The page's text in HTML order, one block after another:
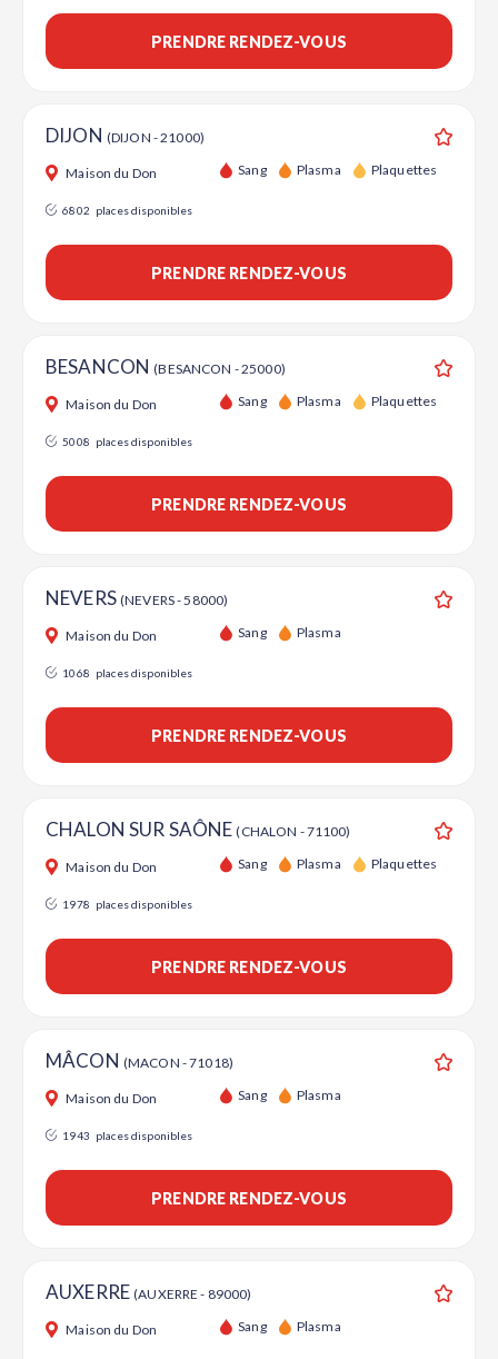
PRENDRE RENDEZ-VOUS
DIJON (DIJON - 21000)
Maison du Don Sang Plasma Plaquettes
6802 places disponibles
PRENDRE RENDEZ-VOUS
BESANCON(BESANCON - 25000)
Maison du Don Sang Plasma Plaquettes
5008 places disponibles
PRENDRE RENDEZ-VOUS
NEVERS (NEVERS - 58000)
Maison du Don Sang Plasma
1068 places disponibles
PRENDRE RENDEZ-VOUS
CHALON SUR SAÔNE(CHALON - 71100)
Maison du Don Sang Plasma Plaquettes
1978 places disponibles
PRENDRE RENDEZ-VOUS
MÂCON (MACON - 71018)
Maison du Don Sang Plasma
1943 places disponibles
PRENDRE RENDEZ-VOUS
AUXERRE(AUXERRE - 89000)
Maison du Don Sang Plasma